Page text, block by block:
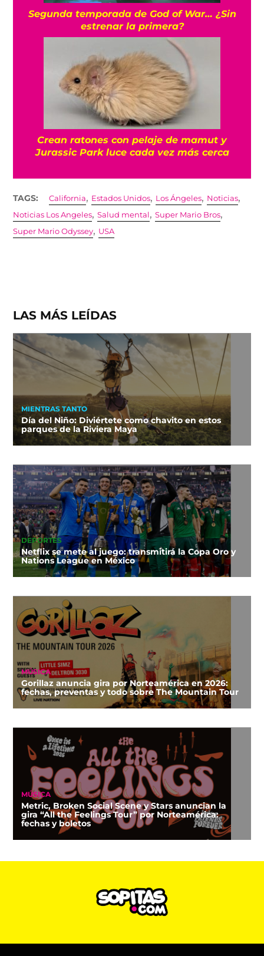
Segunda temporada de God of War… ¿Sin
estrenar la primera?
Crean ratones con pelaje de mamut y
Jurassic Park luce cada vez más cerca
TAGS: California, Estados Unidos, Los Ángeles, Noticias,
Noticias Los Angeles,Salud mental ,Super Mario Bros,
Super Mario Odyssey, USA
LAS MÁS LEÍDAS
MIENTRAS TANTO
Día del Niño: Diviértete como chavito en estos
parques de la Riviera Maya
DEPORTES
Netflix se mete al juego: transmitirá la Copa Oro y
Nations League en México
MÚSICA
Gorillaz anuncia gira por Norteamérica en 2026:
fechas, preventas y todo sobre The Mountain Tour
MÚSICA
Metric, Broken Social Scene y Stars anuncian la
gira “All the Feelings Tour” por Norteamérica:
fechas y boletos